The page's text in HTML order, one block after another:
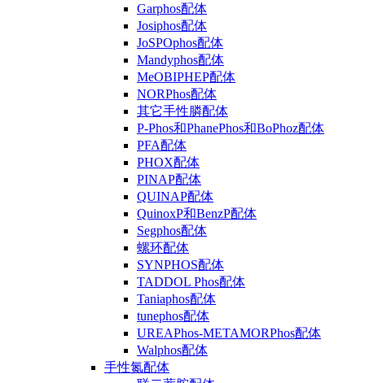
Garphos配体
Josiphos配体
JoSPOphos配体
Mandyphos配体
MeOBIPHEP配体
NORPhos配体
其它手性膦配体
P-Phos和PhanePhos和BoPhoz配体
PFA配体
PHOX配体
PINAP配体
QUINAP配体
QuinoxP和BenzP配体
Segphos配体
螺环配体
SYNPHOS配体
TADDOL Phos配体
Taniaphos配体
tunephos配体
UREAPhos-METAMORPhos配体
Walphos配体
手性氮配体